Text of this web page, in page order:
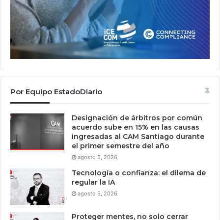
Por Equipo EstadoDiario
Designación de árbitros por común
acuerdo sube en 15% en las causas
ingresadas al CAM Santiago durante
el primer semestre del año
agosto 5, 2026
Tecnología o confianza: el dilema de
regular la IA
agosto 5, 2026
Proteger mentes, no solo cerrar